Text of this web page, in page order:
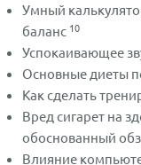
Умный
баланс 10
Успокаивающее
Основные диеты
Как сделать
Вред сигарет на
обоснованный
Влияние